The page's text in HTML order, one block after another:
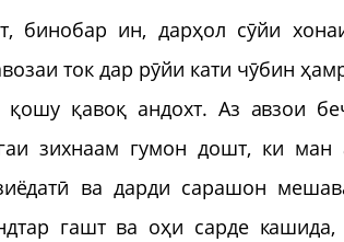
бинобар ин, дарҳол сӯйи
ток дар рӯйи кати чӯбин
қавоқ андохт. Аз авзои
зихнаам гумон дошт, ки ман
ва дарди сарашон
гашт ва оҳи сарде